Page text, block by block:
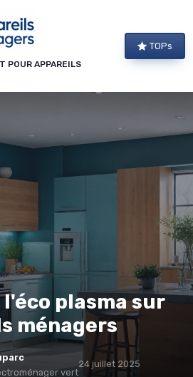
POUR APPAREILS
TOPs
plasma sur
ménagers
vert
24 juillet 2025
Je m'abonne
de recevoir la newsletter
et les offres de ses partenaires.